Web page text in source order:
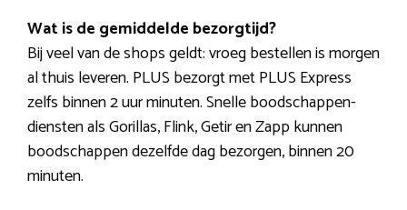
Wat is de gemiddelde bezorgtijd?
Bij veel van de shops geldt: vroeg bestellen is morgen
al thuis leveren. PLUS bezorgt met PLUS Express
zelfs binnen 2 uur minuten. Snelle boodschappen-
diensten als Gorillas, Flink, Getir en Zapp kunnen
boodschappen dezelfde dag bezorgen, binnen 20
minuten.